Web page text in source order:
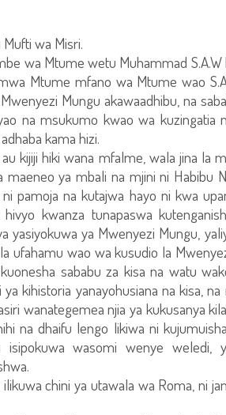
wa Misri.
wa Mtume wetu Muhammad
Mtume mfano wa Mtume wao
Mungu akawaadhibu, na
na msukumo kwao wa kuzingatia
kama hizi.
kijiji hiki wana mfalme, wala jina la
ya mbali na mjini ni Habibu
pamoja na kutajwa hayo ni kwa
kwanza tunapaswa
yasiyokuwa ya Mwenyezi Mungu,
ufahamu wao wa kusudio la
sababu za kisa na watu
kihistoria yanayohusiana na kisa,
wanategemea njia ya kukusanya
na dhaifu lengo likiwa ni
isipokuwa wasomi wenye weledi,
chini ya utawala wa Roma, ni